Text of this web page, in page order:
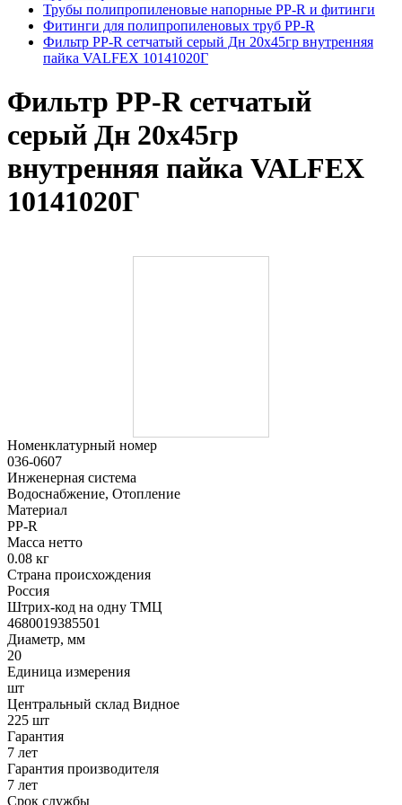
Трубы полипропиленовые напорные PP-R и фитинги
Фитинги для полипропиленовых труб PP-R
Фильтр PP-R сетчатый серый Дн 20х45гр внутренняя
пайка VALFEX 10141020Г
Фильтр PP-R сетчатый
серый Дн 20х45гр
внутренняя пайка VALFEX
10141020Г
Номенклатурный номер
036-0607
Инженерная система
Водоснабжение, Отопление
Материал
PP-R
Масса нетто
0.08 кг
Страна происхождения
Россия
Штрих-код на одну ТМЦ
4680019385501
Диаметр, мм
20
Единица измерения
шт
Центральный склад Видное
225 шт
Гарантия
7 лет
Гарантия производителя
7 лет
Срок службы